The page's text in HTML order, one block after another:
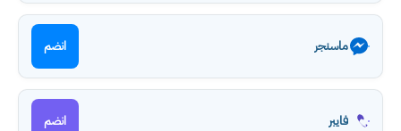
ماسنجر انضم
فايبر انضم